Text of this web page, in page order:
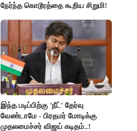
நேர்ந்த கொடூரத்தை கூறிய சிறுமி!
இந்த படிப்பிற்கு 'நீட்' தேர்வு
வேண்டாமே - பிரதமர் மோடிக்கு
முதலமைச்சர் விஜய் கடிதம்..!